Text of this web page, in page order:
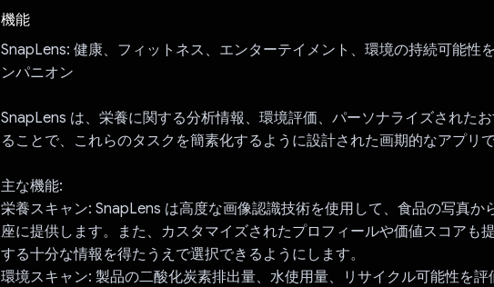
機能
SnapLens: 健康、フィットネス、エンターテイメント、環境の持続可能性
ンパニオン
SnapLens は、栄養に関する分析情報、環境評価、パーソナライズされた
ることで、これらのタスクを簡素化するように設計された画期的なアプリで
主な機能:
栄養スキャン: SnapLens は高度な画像認識技術を使用して、食品の写真か
座に提供します。また、カスタマイズされたプロフィールや価値スコアも
する十分な情報を得たうえで選択できるようにします。
環境スキャン: 製品の二酸化炭素排出量、水使用量、リサイクル可能性を評